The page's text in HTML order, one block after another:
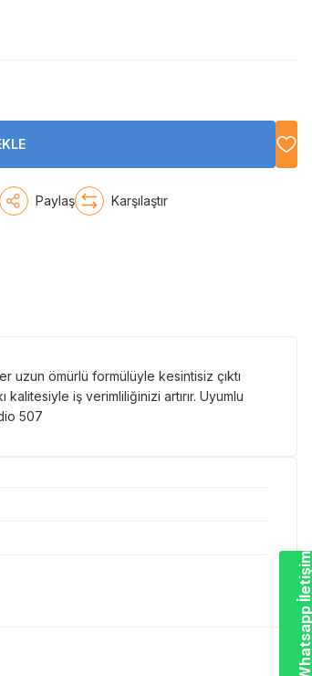
Paylaş Karşılaştır
uzun ömürlü formülüyle kesintisiz çıktı
iş verimliliğinizi artırır. Uyumlu
507